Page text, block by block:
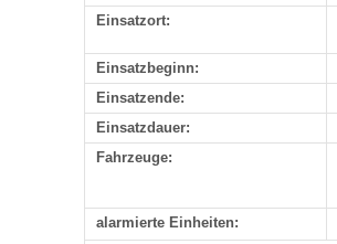
Einsatzort:
Einsatzbeginn:
Einsatzende:
Einsatzdauer:
Fahrzeuge:
alarmierte Einheiten: